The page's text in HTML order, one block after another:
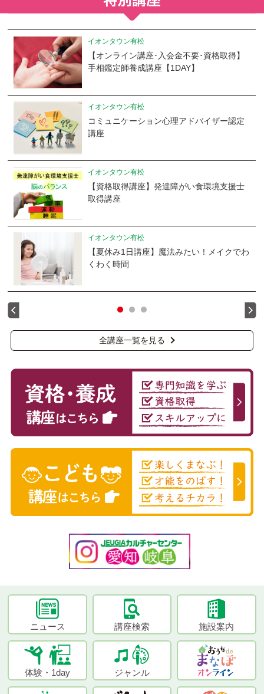
イオンタウン有松
【オンライン講座･入会金不要･資格取得】
手相鑑定師養成講座【1DAY】
イオンタウン有松
コミュニケーション心理アドバイザー認定
講座
イオンタウン有松
【資格取得講座】発達障がい食環境支援士
取得講座
イオンタウン有松
【夏休み1日講座】魔法みたい！メイクでわ
くわく時間
全講座一覧を見る
ニュース 講座検索 施設案内
体験・1day ジャンル